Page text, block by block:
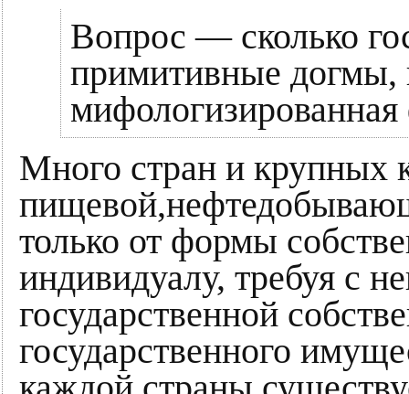
Вопрос — сколько
примитивные догмы,
Много стран и крупных
только от формы
индивидуалу, требуя с
государственной
государственного